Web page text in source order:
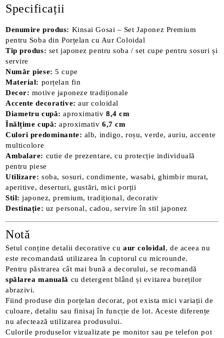
Specificații
Denumire produs: Kinsai Gosai – Set Japonez Premium
pentru Soba din Porțelan cu Aur Coloidal
Tip produs: set japonez pentru soba / set cupe pentru sosuri și
servire
Număr piese: 5 cupe
Material: porțelan fin
Decor: motive japoneze tradiționale
Accente decorative: aur coloidal
Diametru cupă: aproximativ8,4 cm
Înălțime cupă: aproximativ6,7 cm
Culori predominante: alb, indigo, roșu, verde, auriu, accente
multicolore
Ambalare: cutie de prezentare, cu protecție individuală
pentru piese
Utilizare: soba, sosuri, condimente, wasabi, ghimbir murat,
aperitive, deserturi, gustări, mici porții
Stil: japonez, premium, tradițional, decorativ
Destinație: uz personal, cadou, servire în stil japonez
Notă
Setul conține detalii decorative cuaur coloidal, de aceea nu
este recomandată utilizarea în cuptorul cu microunde.
Pentru păstrarea cât mai bună a decorului, se recomandă
spălarea manuală cu detergent blând și evitarea bureților
abrazivi.
Fiind produse din porțelan decorat, pot exista mici variații de
culoare, detaliu sau finisaj în funcție de lot. Aceste diferențe
nu afectează utilizarea produsului.
Culorile produselor vizualizate pe monitor sau pe telefon pot